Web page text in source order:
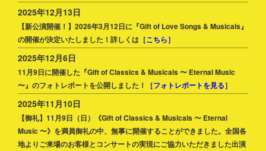
2025年12月13日
【新公演開催！】2026年3月12日に『Gift of Love Songs & Musicals』
の開催が決定いたしました！詳しくは ［こちら］
2025年12月6日
11月9日に開催した『Gift of Classics & Musicals 〜 Eternal Music
〜』のフォトレポートを公開しました！
［フォトレポートを見る］
2025年11月10日
【御礼】11月9日（日）《Gift of Classics & Musicals 〜 Eternal
Music 〜》を満員御礼の中、無事に開催することができました。全国各
地よりご来場のお客様とコンサートの実現にご協力いただきました出演